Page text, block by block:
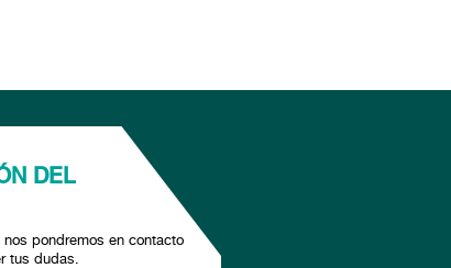
DEL
pondremos en contacto
tus dudas.